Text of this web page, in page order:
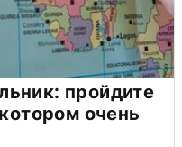
пройдите
очень